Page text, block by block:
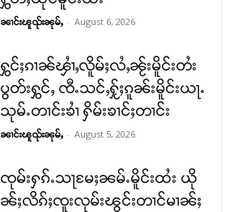
ၼၢင်းၽူၺ်းၼုမ်ႇ - August 6, 2026
ႁွင်ႈၵၢၼ်ၾၢႆႇလိူမ်ႈလႆႇၼႂ်းမိူင်းတႆး
ပွတ်းႁွင်ႇ ၸီႉသင်ႇႁႂ်ႈၵူၼ်းမိူင်းယႃႉ
သုမ်ႉတၢင်းၶၢႆ ႁိမ်းၶၢင်ႈတၢင်း
ၼၢင်းၽူၺ်းၼုမ်ႇ - August 5, 2026
ၸုမ်းႁၵ်ႉသႃမႄႈၼမ်ႉမိူင်းထႆး ယို
ၼ်ႈလိၵ်ႈၸူးလုမ်းၽွင်းတၢင်မၢၼ်ႈ